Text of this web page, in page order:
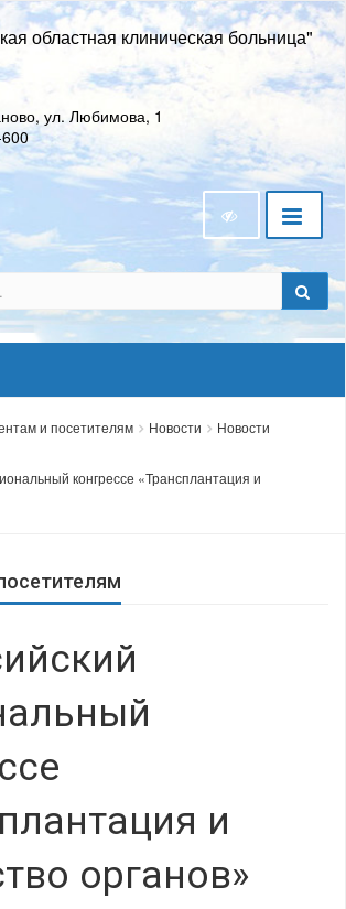
областная клиническая больница"
ул. Любимова, 1
и посетителям Новости
Новости
конгрессе «Трансплантация и
и
органов»